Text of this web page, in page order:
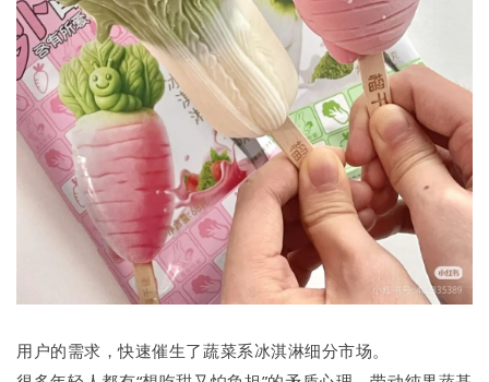
用户的需求，快速催生了蔬菜系冰淇淋细分市场。